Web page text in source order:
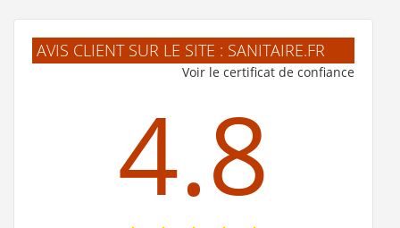
AVIS CLIENT SUR LE SITE : SANITAIRE.FR
Voir le certificat de confiance
4.8